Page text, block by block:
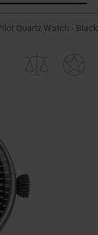
Quartz Watch - Black